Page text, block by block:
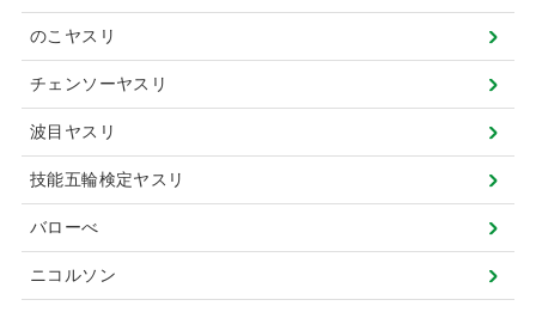
のこヤスリ
チェンソーヤスリ
波目ヤスリ
技能五輪検定ヤスリ
バローべ
ニコルソン